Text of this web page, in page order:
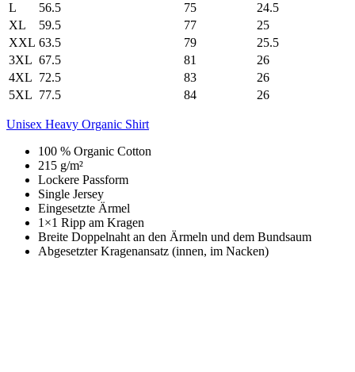
L
56.5 75
24.5
XL
59.5 77
25
XXL 63.5 79
25.5
3XL 67.5 81
26
4XL 72.5 83
26
5XL 77.5 84 26
Unisex Heavy Organic Shirt
100 % Organic Cotton
215 g/m²
Lockere Passform
Single Jersey
Eingesetzte Ärmel
1×1 Ripp am Kragen
Breite Doppelnaht an den Ärmeln und dem Bundsaum
Abgesetzter Kragenansatz (innen, im Nacken)